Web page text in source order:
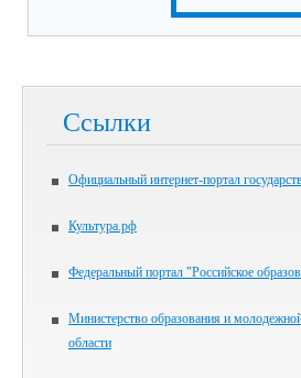
Ссылки
Официальный интернет-портал
Культура.рф
Федеральный портал "Российское
Министерство образования и
области